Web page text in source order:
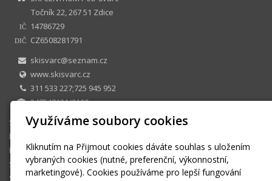
Točník 22, 267 51 Zdice
IČ 14786729
DIČ
CZ6508281791
skisvarc@seznam.cz
www.skisvarc.cz
311 533 227;725 945 952
247548131/0100
SKI CENTRUM Petr Švarc
E-shop
Půjčovna
Sezonní půjčovné
Skiservis
Využíváme soubory cookies
Kliknutím na Přijmout cookies dáváte souhlas s uložením
vybraných cookies (nutné, preferenční, výkonnostní,
marketingové). Cookies používáme pro lepší fungování